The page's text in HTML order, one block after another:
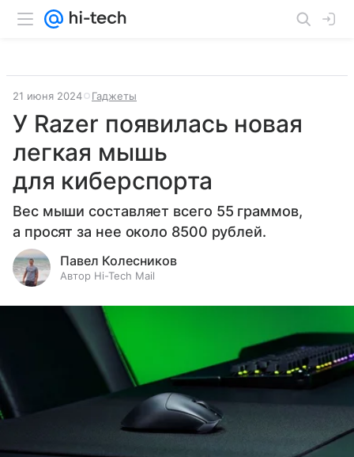
21 июня 2024 Гаджеты
У Razer появилась новая
легкая мышь
для киберспорта
Вес мыши составляет всего 55 граммов,
а просят за нее около 8500 рублей.
Павел Колесников
Автор Hi-Tech Mail